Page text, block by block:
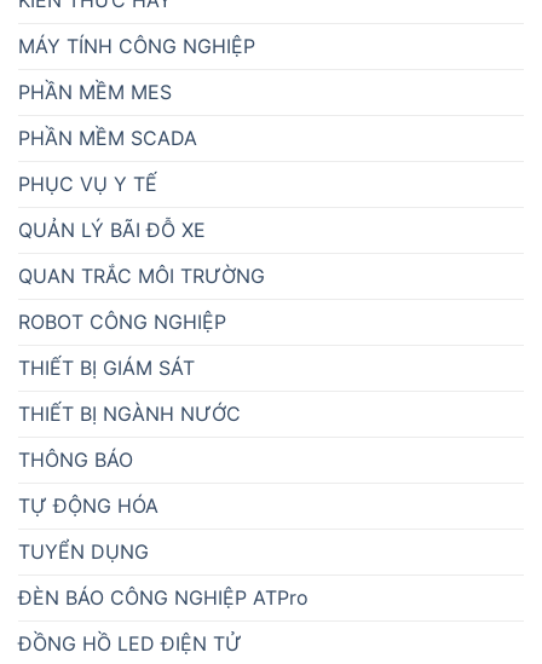
MÁY TÍNH CÔNG NGHIỆP
PHẦN MỀM MES
PHẦN MỀM SCADA
PHỤC VỤ Y TẾ
QUẢN LÝ BÃI ĐỖ XE
QUAN TRẮC MÔI TRƯỜNG
ROBOT CÔNG NGHIỆP
THIẾT BỊ GIÁM SÁT
THIẾT BỊ NGÀNH NƯỚC
THÔNG BÁO
TỰ ĐỘNG HÓA
TUYỂN DỤNG
ĐÈN BÁO CÔNG NGHIỆP ATPro
ĐỒNG HỒ LED ĐIỆN TỬ